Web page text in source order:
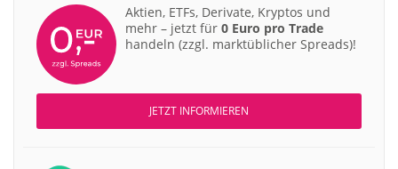
Aktien, ETFs, Derivate, Kryptos und
mehr – jetzt für 0 Euro pro Trade
handeln (zzgl. marktüblicher Spreads)!
JETZT INFORMIEREN